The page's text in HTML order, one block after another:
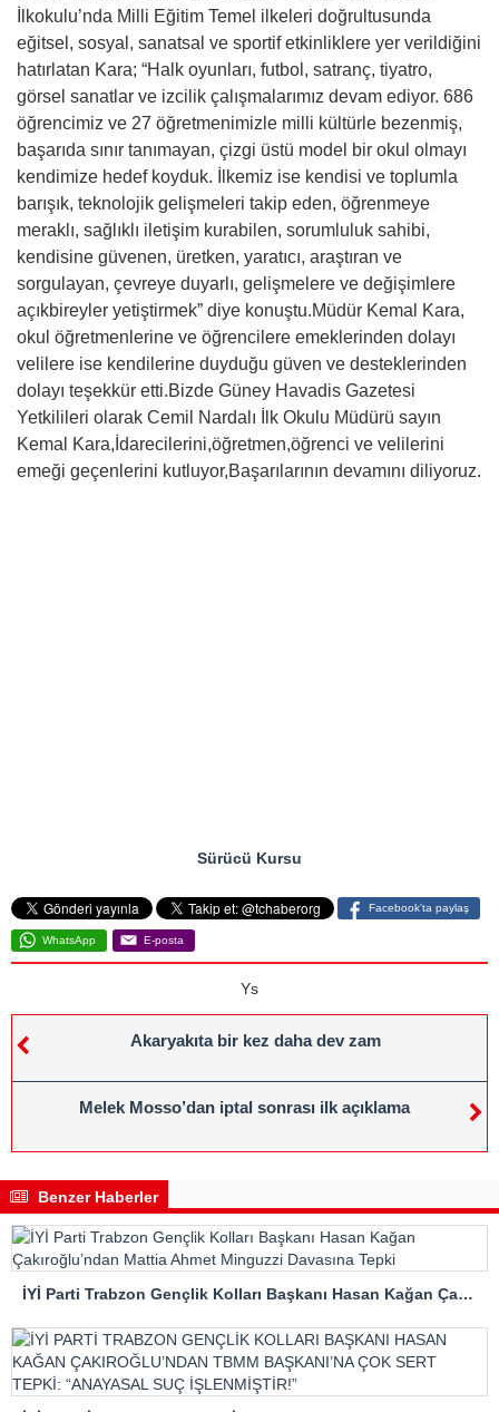
İlkokulu’nda Milli Eğitim Temel ilkeleri doğrultusunda
eğitsel, sosyal, sanatsal ve sportif etkinliklere yer verildiğini
hatırlatan Kara; “Halk oyunları, futbol, satranç, tiyatro,
görsel sanatlar ve izcilik çalışmalarımız devam ediyor. 686
öğrencimiz ve 27 öğretmenimizle milli kültürle bezenmiş,
başarıda sınır tanımayan, çizgi üstü model bir okul olmayı
kendimize hedef koyduk. İlkemiz ise kendisi ve toplumla
barışık, teknolojik gelişmeleri takip eden, öğrenmeye
meraklı, sağlıklı iletişim kurabilen, sorumluluk sahibi,
kendisine güvenen, üretken, yaratıcı, araştıran ve
sorgulayan, çevreye duyarlı, gelişmelere ve değişimlere
açıkbireyler yetiştirmek” diye konuştu.Müdür Kemal Kara,
okul öğretmenlerine ve öğrencilere emeklerinden dolayı
velilere ise kendilerine duyduğu güven ve desteklerinden
dolayı teşekkür etti.Bizde Güney Havadis Gazetesi
Yetkilileri olarak Cemil Nardalı İlk Okulu Müdürü sayın
Kemal Kara,İdarecilerini,öğretmen,öğrenci ve velilerini
emeği geçenlerini kutluyor,Başarılarının devamını diliyoruz.
Sürücü Kursu
Facebook'ta paylaş
WhatsApp E-posta
Ys
Akaryakıta bir kez daha dev zam
Melek Mosso’dan iptal sonrası ilk açıklama
Benzer Haberler
İYİ Parti Trabzon Gençlik Kolları Başkanı Hasan Kağan Çakıroğlu’ndan Mattia Ahmet Minguzzi Davasına Tepki